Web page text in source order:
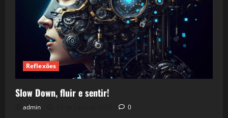
Reflexões
Slow Down, fluir e sentir!
admin 0